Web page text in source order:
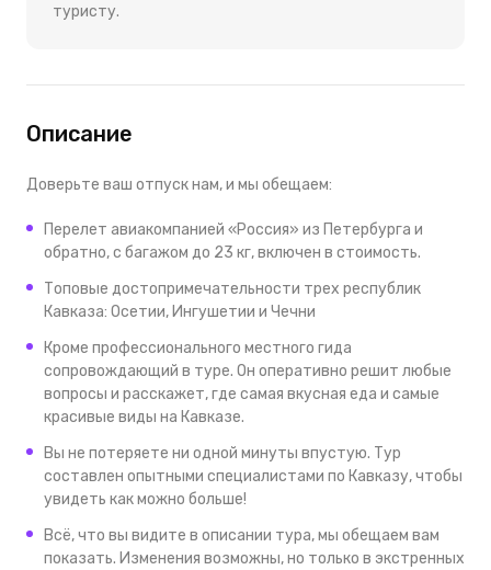
туристу.
Описание
Доверьте ваш отпуск нам, и мы обещаем:
Перелет авиакомпанией «Россия» из Петербурга и
обратно, с багажом до 23 кг, включен в стоимость.
Топовые достопримечательности трех республик
Кавказа: Осетии, Ингушетии и Чечни
Кроме профессионального местного гида
сопровождающий в туре. Он оперативно решит любые
вопросы и расскажет, где самая вкусная еда и самые
красивые виды на Кавказе.
Вы не потеряете ни одной минуты впустую. Тур
составлен опытными специалистами по Кавказу, чтобы
увидеть как можно больше!
Всё, что вы видите в описании тура, мы обещаем вам
показать. Изменения возможны, но только в экстренных